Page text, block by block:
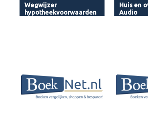
Wegwijzer
hypotheekvoorwaarden
Huis en
Audio